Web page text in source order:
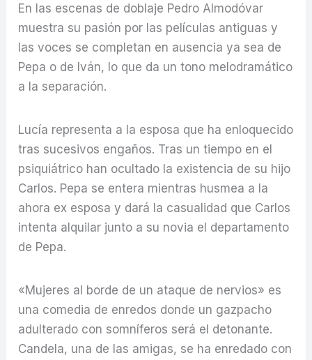
En las escenas de doblaje Pedro Almodóvar
muestra su pasión por las películas antiguas y
las voces se completan en ausencia ya sea de
Pepa o de Iván, lo que da un tono melodramático
a la separación.
Lucía representa a la esposa que ha enloquecido
tras sucesivos engaños. Tras un tiempo en el
psiquiátrico han ocultado la existencia de su hijo
Carlos. Pepa se entera mientras husmea a la
ahora ex esposa y dará la casualidad que Carlos
intenta alquilar junto a su novia el departamento
de Pepa.
«Mujeres al borde de un ataque de nervios» es
una comedia de enredos donde un gazpacho
adulterado con somníferos será el detonante.
Candela, una de las amigas, se ha enredado con